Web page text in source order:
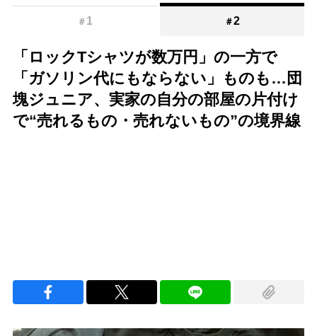
＃ 1 ＃2
「ロックTシャツが数万円」の一方で
「ガソリン代にもならない」ものも…団
塊ジュニア、実家の自分の部屋の片付け
で“売れるもの・売れないもの”の境界線